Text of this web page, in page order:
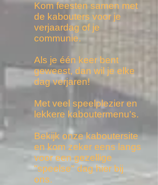
Kom feesten samen met
de kabouters voor je
verjaardag of je
communie.
Als je één keer bent
geweest, dan wil je elke
dag verjaren!
Met veel speelplezier en
lekkere kaboutermenu's.
Bekijk onze kaboutersite
en kom zeker eens langs
voor een gezellige
"speelse" dag hier bij
ons.